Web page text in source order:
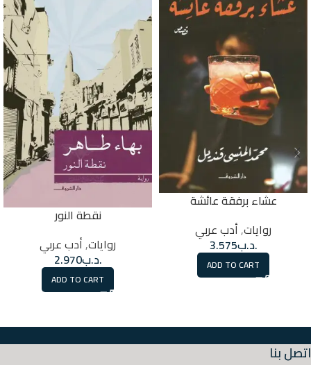
عشاء برفقة عائشة
روايات,أدب عربي
.د.ب3.575
ADD TO CART
نقطة النور
روايات,أدب عربي
.د.ب2.970
ADD TO CART
اتصل بنا